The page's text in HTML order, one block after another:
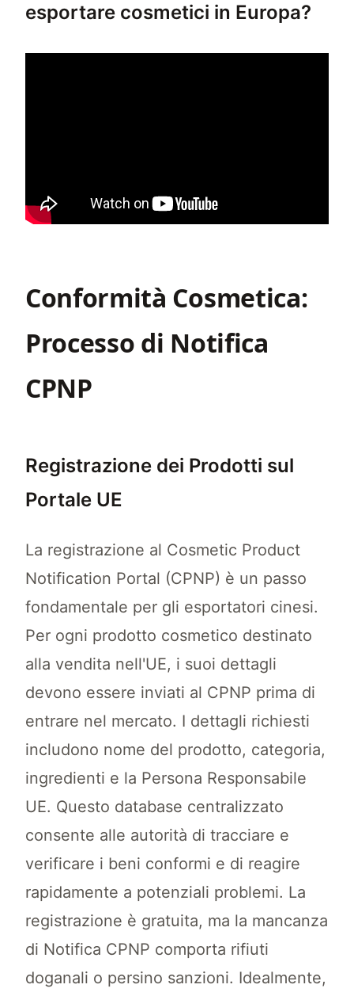
esportare cosmetici in Europa?
Conformità Cosmetica:
Processo di Notifica
CPNP
Registrazione dei Prodotti sul
Portale UE
La registrazione al Cosmetic Product
Notification Portal (CPNP) è un passo
fondamentale per gli esportatori cinesi.
Per ogni prodotto cosmetico destinato
alla vendita nell'UE, i suoi dettagli
devono essere inviati al CPNP prima di
entrare nel mercato. I dettagli richiesti
includono nome del prodotto, categoria,
ingredienti e la Persona Responsabile
UE. Questo database centralizzato
consente alle autorità di tracciare e
verificare i beni conformi e di reagire
rapidamente a potenziali problemi. La
registrazione è gratuita, ma la mancanza
di Notifica CPNP comporta rifiuti
doganali o persino sanzioni. Idealmente,